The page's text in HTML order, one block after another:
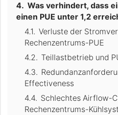
Was verhindert, dass
einen PUE unter 1,2
Verluste der
Rechenzentrums-PUE
Teillastbetrieb und
Effectiveness
Schlechtes Airflow-
Rechenzentrums-